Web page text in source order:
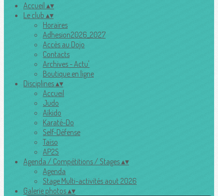
Accueil ▴▾
Le club ▴▾
Horaires
Adhesion2026_2027
Accès au Dojo
Contacts
Archives - Actu'
Boutique en ligne
Disciplines▴▾
Accueil
Judo
Aïkido
Karaté-Do
Self-Défense
Taïso
AP2S
Agenda / Compétitions / Stages▴▾
Agenda
Stage Multi-activités aout 2026
Galerie photos▴▾